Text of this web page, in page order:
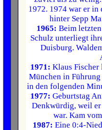
1972. 1974 war er
hinter Sepp
1965: Beim
Schulz unterliegt
Duisburg.
1971: Klaus Fischer
München in
in den folgenden
1977: Geburtstag
Denkwürdig, weil er
war. Kam
1987: Eine 0:4-